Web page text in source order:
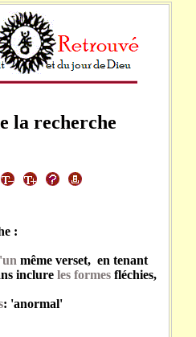
la recherche
:
même verset, en tenant
inclureles formes fléchies,
: 'anormal'